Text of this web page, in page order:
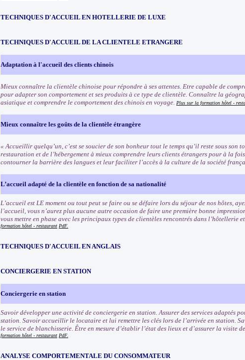
TECHNIQUES D'ACCUEIL EN HOTELLERIE DE LUXE
TECHNIQUES D'ACCUEIL DE LA CLIENTELE ETRANGERE
Adaptation à l'accueil des clients chinois
Mieux connaître la clientèle chinoise pour répondre à ses attentes. Etre capable de
pour adapter son comportement et ses produits à ce type de clientèle. Connaître la
asiatique et comprendre le comportement des chinois en voyage. Plus sur la formation hôtel -
Mieux connaître les goûts de la clientèle étrangère
« Accueillir quelqu’un, c’est se soucier de son bonheur tout le temps qu’il reste sous son
restauration et de l’hébergement à mieux comprendre leurs clients étrangers pour à la
contourner la barrière des langues et leur faciliter l’accès à la culture de la société
L’accueil adapté de la clientèle en fonction de sa nationalité
L’accueil est LE moment ou tout peut se faire ou se défaire lors du séjour de nos hôtes,
l’accueil, vous n’aurez plus aucune autre occasion de faire une première bonne
vous mettre en phase avec les principaux types de clientèles rencontrés dans l’hôtellerie
formation hôtel - restaurant PdF.
TECHNIQUES D'ACCUEIL EN ANGLAIS
CONCIERGERIE EN STATION
Conciergerie en station
Savoir développer une activité de conciergerie en station. Assurer des services adaptés
station. Savoir accueillir le locataire et lui remettre les clés lors de l’arrivée en station.
le service de blanchisserie. Être en mesure d’établir l’état des lieux et d’assurer la visite
formation hôtel - restaurant PdF.
ANALYSE COMPORTEMENTALE DU CONSOMMATEUR